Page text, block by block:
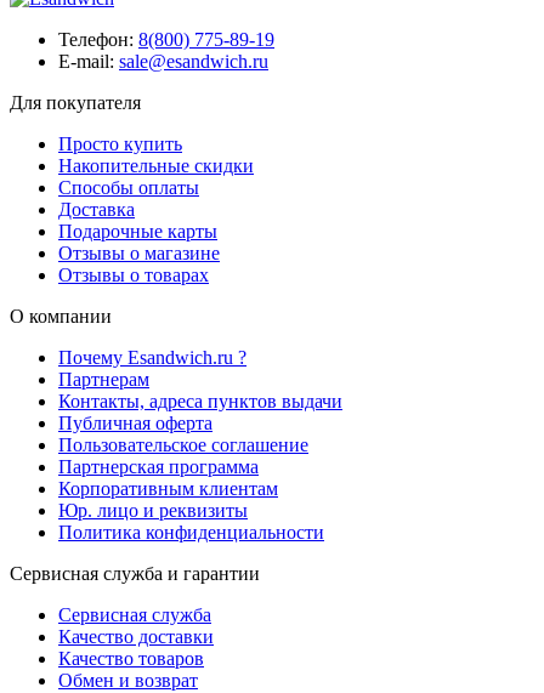
Телефон: 8(800) 775-89-19
E-mail: sale@esandwich.ru
Для покупателя
Просто купить
Накопительные скидки
Способы оплаты
Доставка
Подарочные карты
Отзывы о магазине
Отзывы о товарах
О компании
Почему Esandwich.ru ?
Партнерам
Контакты, адреса пунктов выдачи
Публичная оферта
Пользовательское соглашение
Партнерская программа
Корпоративным клиентам
Юр. лицо и реквизиты
Политика конфиденциальности
Сервисная служба и гарантии
Сервисная служба
Качество доставки
Качество товаров
Обмен и возврат